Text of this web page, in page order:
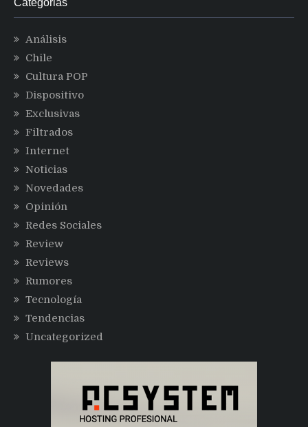
Análisis
Chile
Cultura POP
Dispositivo
Exclusivas
Filtrados
Internet
Noticias
Novedades
Opinión
Redes Sociales
Review
Reviews
Rumores
Tecnología
Tendencias
Uncategorized